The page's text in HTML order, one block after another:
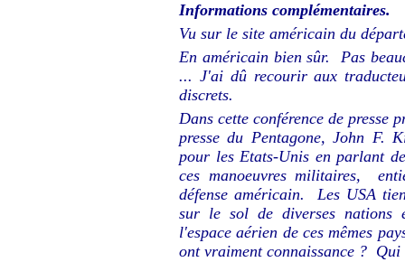
Informations complémentaires.
Vu sur le site américain du
En américain bien sûr. Pas
... J'ai dû recourir aux
discrets.
Dans cette conférence de presse
presse du Pentagone, John F.
pour les Etats-Unis en parlant
ces manoeuvres militaires,
défense américain. Les USA
sur le sol de diverses nations
l'espace aérien de ces mêmes
ont vraiment connaissance ? Qui